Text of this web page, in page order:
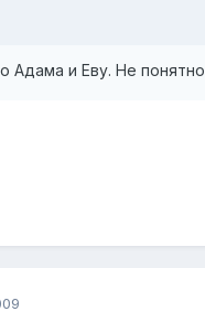
Адама и Еву. Не